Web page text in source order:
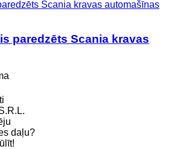
paredzēts Scania kravas
daļu?